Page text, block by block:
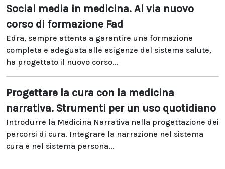
Social media in medicina. Al via nuovo
corso di formazione Fad
Edra, sempre attenta a garantire una formazione
completa e adeguata alle esigenze del sistema salute,
ha progettato il nuovo corso...
Progettare la cura con la medicina
narrativa. Strumenti per un uso quotidiano
Introdurre la Medicina Narrativa nella progettazione dei
percorsi di cura. Integrare la narrazione nel sistema
cura e nel sistema persona...